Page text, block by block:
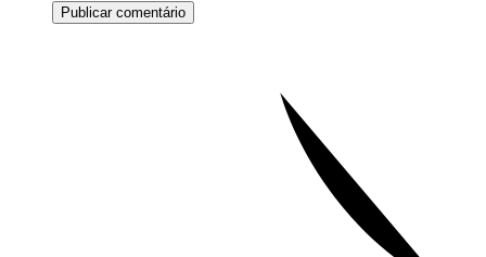
Publicar comentário